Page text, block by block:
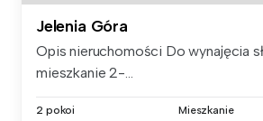
Jelenia Góra
Opis nieruchomości Do wynajęcia
mieszkanie 2-...
2 pokoi Mieszkanie